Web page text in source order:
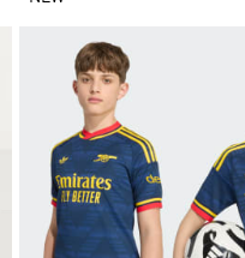
ほしいものリストに追加